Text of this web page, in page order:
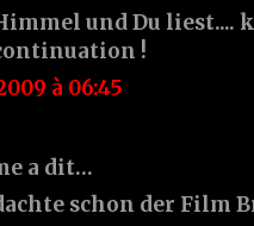
und Du liest....
!
à 06:45
a dit…
schon der Film